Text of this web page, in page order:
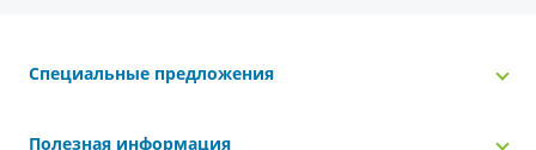
Специальные предложения
Полезная информация